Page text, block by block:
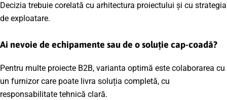
Decizia trebuie corelată cu arhitectura proiectului și cu strategia
de exploatare.
Ai nevoie de echipamente sau de o soluție cap-coadă?
Pentru multe proiecte B2B, varianta optimă este colaborarea cu
un furnizor care poate livra soluția completă, cu
responsabilitate tehnică clară.